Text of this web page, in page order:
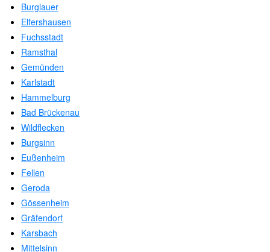
Burglauer
Elfershausen
Fuchsstadt
Ramsthal
Gemünden
Karlstadt
Hammelburg
Bad Brückenau
Wildflecken
Burgsinn
Eußenheim
Fellen
Geroda
Gössenheim
Gräfendorf
Karsbach
Mittelsinn